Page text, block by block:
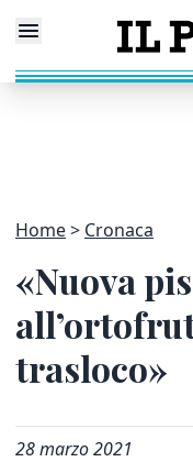
Home Cronaca
«Nuova
trasloco»
28 marzo 2021